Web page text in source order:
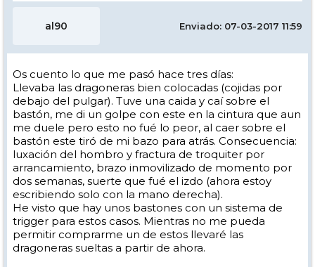
al90 Enviado: 07-03-2017 11:59
Os cuento lo que me pasó hace tres días:
Llevaba las dragoneras bien colocadas (cojidas por
debajo del pulgar). Tuve una caida y caí sobre el
bastón, me di un golpe con este en la cintura que aun
me duele pero esto no fué lo peor, al caer sobre el
bastón este tiró de mi bazo para atrás. Consecuencia:
luxación del hombro y fractura de troquiter por
arrancamiento, brazo inmovilizado de momento por
dos semanas, suerte que fué el izdo (ahora estoy
escribiendo solo con la mano derecha).
He visto que hay unos bastones con un sistema de
trigger para estos casos. Mientras no me pueda
permitir comprarme un de estos llevaré las
dragoneras sueltas a partir de ahora.